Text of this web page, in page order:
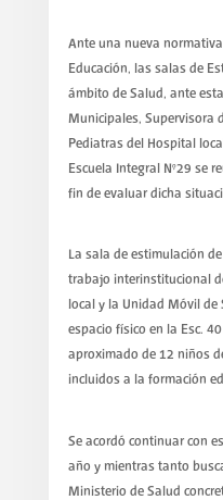
Ante una nueva
Educación, las salas de
ámbito de Salud, ante
Municipales, Supervisora
Pediatras del Hospital
Escuela Integral N°29 se
fin de evaluar dicha
La sala de estimulación
trabajo interinstitucional
local y la Unidad Móvil
espacio físico en la Esc.
aproximado de 12 niños
incluidos a la formación
Se acordó continuar con
año y mientras tanto
Ministerio de Salud